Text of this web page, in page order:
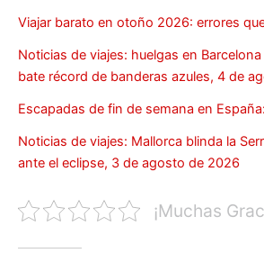
Viajar barato en otoño 2026: errores
Noticias de viajes: huelgas en
bate récord de banderas azules, 4 de
Escapadas de fin de semana en
Noticias de viajes: Mallorca blinda la
ante el eclipse, 3 de agosto de 2026
¡Muchas